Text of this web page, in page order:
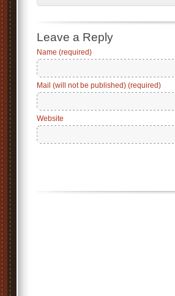
Leave a Reply
Name (required)
Mail (will not be published) (required)
Website